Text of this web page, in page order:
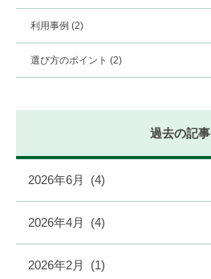
利用事例 (2)
選び方のポイント (2)
過去の記事
2026年6月 (4)
2026年4月 (4)
2026年2月 (1)